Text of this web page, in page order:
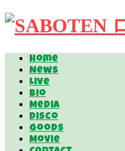
Home
News
Live
Bio
Media
Disco
Goods
Movie